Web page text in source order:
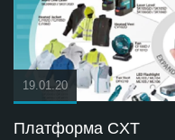
19.01.20
Платформа СXT